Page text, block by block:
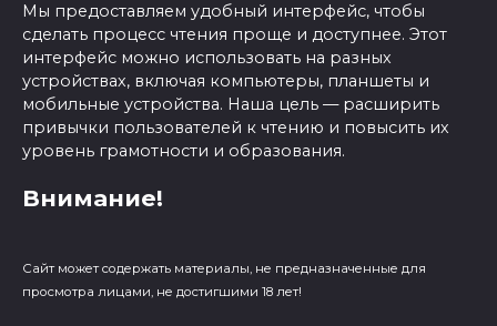
Мы предоставляем удобный интерфейс, чтобы
сделать процесс чтения проще и доступнее. Этот
интерфейс можно использовать на разных
устройствах, включая компьютеры, планшеты и
мобильные устройства. Наша цель — расширить
привычки пользователей к чтению и повысить их
уровень грамотности и образования.
Внимание!
Сайт может содержать материалы, не предназначенные для
просмотра лицами, не достигшими 18 лет!